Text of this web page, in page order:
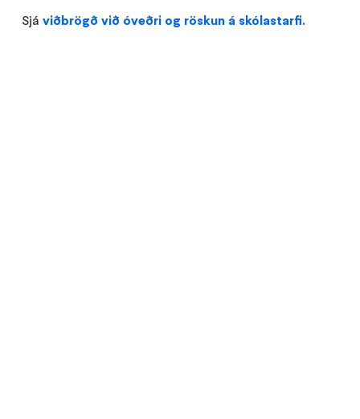
Sjáviðbrögð við óveðri og röskun á skólastarfi.